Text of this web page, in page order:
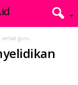
verbal guru